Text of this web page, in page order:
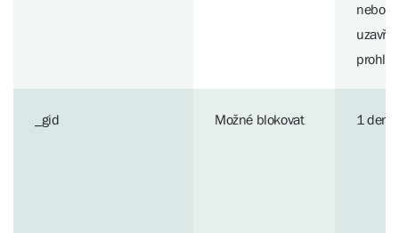
nebo
_gid Možné blokovat 1 den